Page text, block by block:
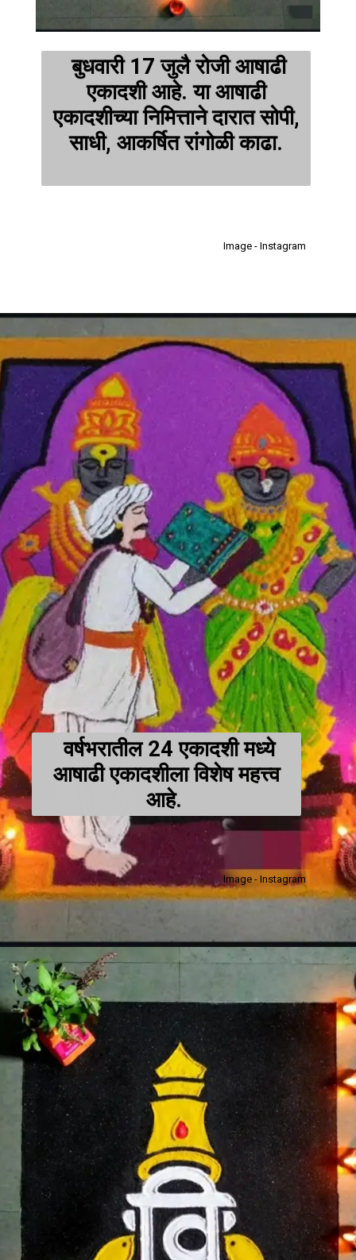
बुधवारी 17 जुलै रोजी आषाढी
एकादशी आहे. या आषाढी
एकादशीच्या निमित्ताने दारात सोपी,
साधी, आकर्षित रांगोळी काढा.
Image - Instagram
वर्षभरातील 24 एकादशी मध्ये
आषाढी एकादशीला विशेष महत्त्व
आहे.
Image - Instagram